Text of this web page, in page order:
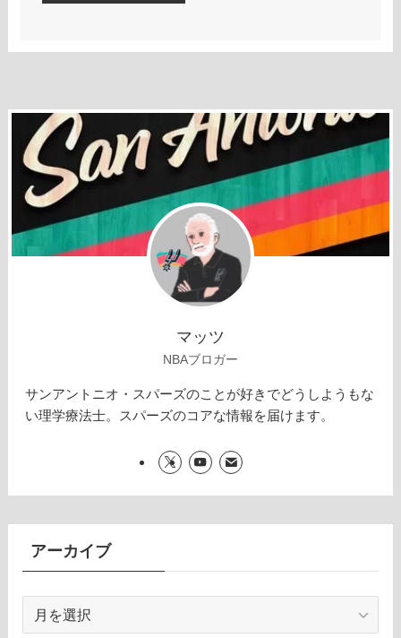
マッツ
NBAブロガー
サンアントニオ・スパーズのことが好きでどうしようもな
い理学療法士。スパーズのコアな情報を届けます。
アーカイブ